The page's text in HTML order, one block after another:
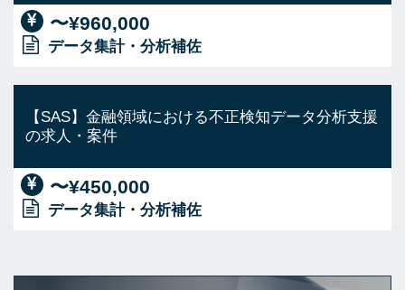
〜¥960,000
データ集計・分析補佐
【SAS】金融領域における不正検知データ分析支援
の求人・案件
〜¥450,000
データ集計・分析補佐